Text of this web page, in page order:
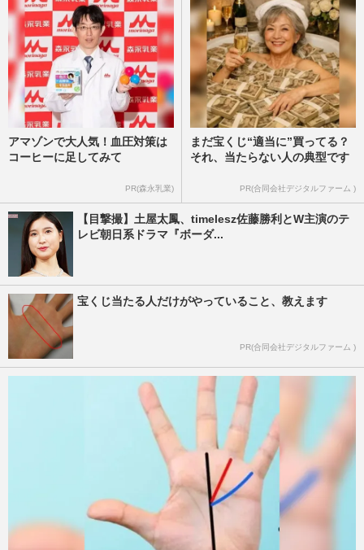
アマゾンで大人気！血圧対策は
コーヒーに足してみて
PR(森永乳業)
まだ宝くじ“適当に”買ってる？
それ、当たらない人の典型です
PR(合同会社デジタルファーム )
【目撃撮】土屋太鳳、timelesz佐藤勝利とW主演のテ
レビ朝日系ドラマ『ボーダ...
宝くじ当たる人だけがやっていること、教えます
PR(合同会社デジタルファーム )